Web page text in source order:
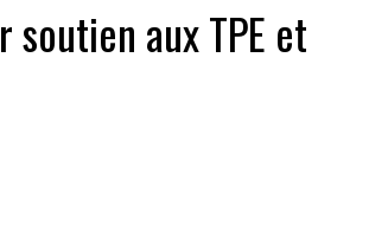
aux TPE et